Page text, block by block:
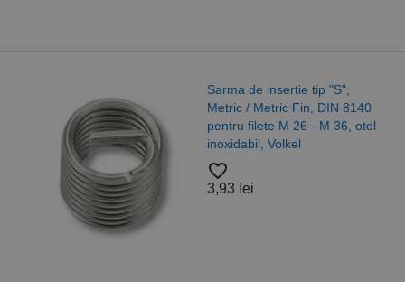
Sarma de insertie tip "S",
Metric / Metric Fin, DIN 8140
pentru filete M 26 - M 36, otel
inoxidabil, Volkel
favorite_border
3,93 lei